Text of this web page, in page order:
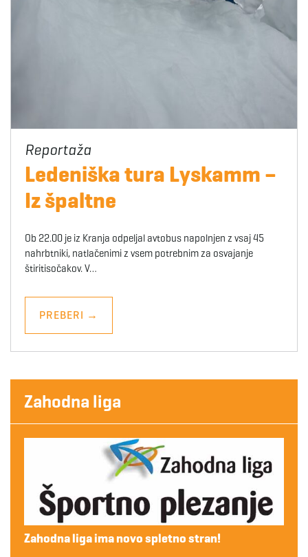
Ledeniška tura Lyskamm –
Iz špaltne
Ob 22.00 je iz Kranja odpeljal avtobus napolnjen z vsaj 45
nahrbtniki, natlačenimi z vsem potrebnim za osvajanje
štiritisočakov. V…
PREBERI →
Zahodna liga
Zahodna liga ima novo spletno stran!